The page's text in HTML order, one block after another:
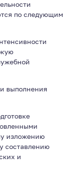
по следующим
выполнения
изложению
составлению
и